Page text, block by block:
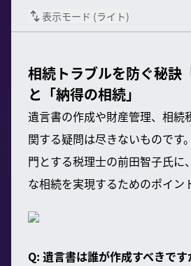
表示モード (ライト)
相続トラブルを防ぐ秘訣
と「納得の相続」
遺言書の作成や財産管理、相続
関する疑問は尽きないものです
門とする税理士の前田智子氏に
な相続を実現するためのポイン
Q: 遺言書は誰が作成すべきです